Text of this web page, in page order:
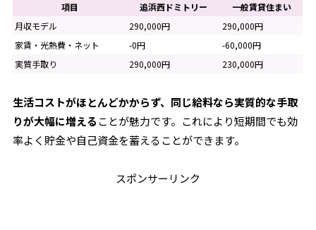
項目 追浜西ドミトリー
一般賃貸住まい
月収モデル
290,000円
290,000円
家賃・光熱費・ネット
-0円
-60,000円
実質手取り
290,000円 230,000円
生活コストがほとんどかからず、同じ給料なら実質的な手取
りが大幅に増えることが魅力です。これにより短期間でも効
率よく貯金や自己資金を蓄えることができます。
スポンサーリンク